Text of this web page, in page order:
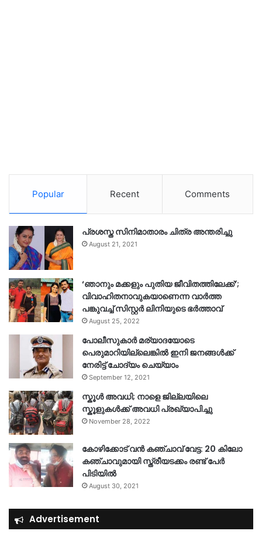
Popular Recent Comments
പ്രശസ്ത സിനിമാതാരം ചിത്ര അന്തരിച്ചു
August 21, 2021
‘ഞാനും മക്കളും പുതിയ ജീവിതത്തിലേക്ക്’;
വിവാഹിതനാവുകയാണെന്ന വാർത്ത
പങ്കുവച്ച് സിസ്റ്റർ ലിനിയുടെ ഭർത്താവ്
August 25, 2022
പോലീസുകാര്‍ മര്യാദയോടെ
പെരുമാറിയില്ലെങ്കില്‍ ഇനി ജനങ്ങള്‍ക്ക്
നേരിട്ട് ചോദ്യം ചെയ്യാം
September 12, 2021
സ്കൂൾ അവധി; നാളെ ജില്ലയിലെ
സ്കൂളുകൾക്ക് അവധി പ്രഖ്യാപിച്ചു
November 28, 2022
കോഴിക്കോട് വൻ കഞ്ചാവ് വേട്ട: 20 കിലോ
കഞ്ചാവുമായി സ്ത്രീയടക്കം രണ്ട് പേർ
പിടിയിൽ
August 30, 2021
Advertisement